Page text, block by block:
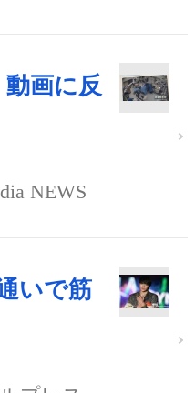
画に反
NEWS
いで筋